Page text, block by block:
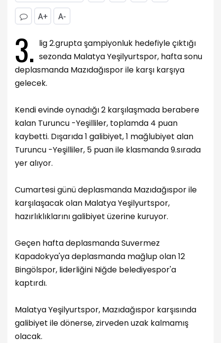
A+ A-
3. lig 2.grupta şampiyonluk hedefiyle çıktığı
sezonda Malatya Yeşilyurtspor, hafta sonu
deplasmanda Mazıdağıspor ile karşı karşıya
gelecek.
Kendi evinde oynadığı 2 karşılaşmada berabere
kalan Turuncu -Yeşilliler, toplamda 4 puan
kaybetti. Dışarıda 1 galibiyet, 1 mağlubiyet alan
Turuncu -Yeşilliler, 5 puan ile klasmanda 9.sırada
yer alıyor.
Cumartesi günü deplasmanda Mazıdağıspor ile
karşılaşacak olan Malatya Yeşilyurtspor,
hazırlıklıklarını galibiyet üzerine kuruyor.
Geçen hafta deplasmanda Suvermez
Kapadokya'ya deplasmanda mağlup olan 12
Bingölspor, liderliğini Niğde belediyespor'a
kaptırdı.
Malatya Yeşilyurtspor, Mazıdağıspor karşısında
galibiyet ile dönerse, zirveden uzak kalmamış
olacak.